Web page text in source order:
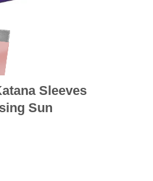
Sleeves
Sun